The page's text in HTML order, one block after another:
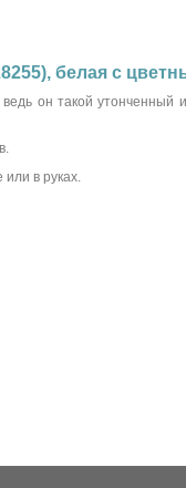
белая с
он такой утонченный
или в руках.